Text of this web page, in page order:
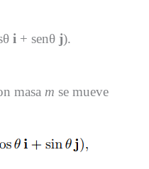
i + senθ j).
masa m se mueve